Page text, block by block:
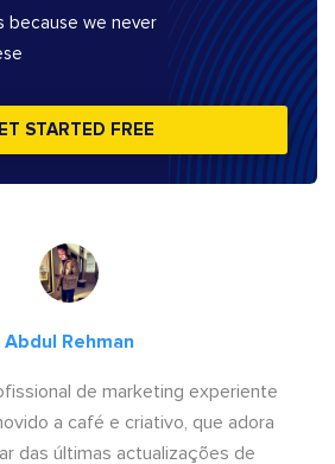
because we never
STARTED FREE
Abdul Rehman
de marketing experiente
a café e criativo, que adora
das últimas actualizações de